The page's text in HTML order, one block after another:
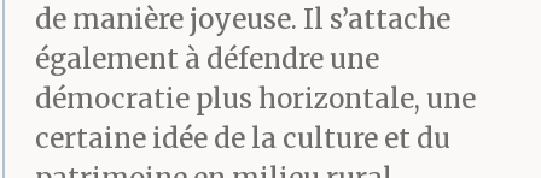
de manière joyeuse. Il s’attache
également à défendre une
démocratie plus horizontale, une
certaine idée de la culture et du